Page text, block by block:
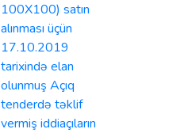
100X100) satın
alınması üçün
17.10.2019
tarixində elan
olunmuş Açıq
tenderdə təklif
vermiş iddiaçıların